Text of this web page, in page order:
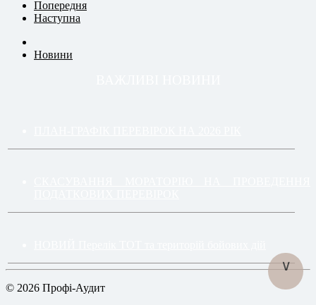
∨
Попередня
Наступна
Новини
© 2026 Профі-Аудит